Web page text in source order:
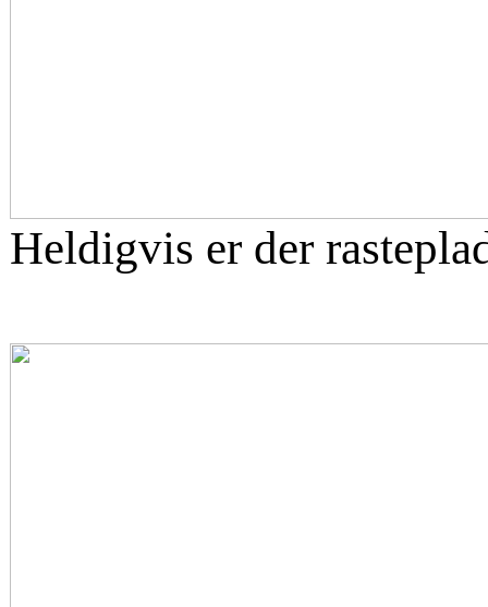
Heldigvis er der